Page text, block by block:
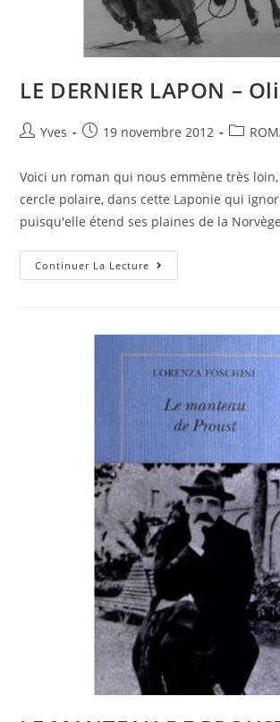
LE DERNIER LAPON –
Yves 19 novembre 2012
Voici un roman qui nous emmène très
cercle polaire, dans cette Laponie qui
puisqu'elle étend ses plaines de la
Continuer La Lecture